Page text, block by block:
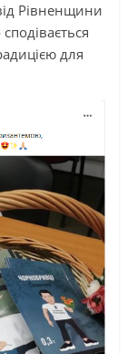
Рівненщини
для